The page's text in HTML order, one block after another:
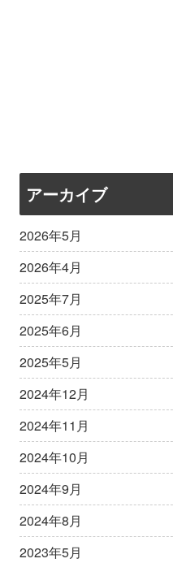
アーカイブ
2026年5月
2026年4月
2025年7月
2025年6月
2025年5月
2024年12月
2024年11月
2024年10月
2024年9月
2024年8月
2023年5月